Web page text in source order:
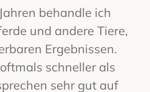
behandle ich
und andere Tiere,
Ergebnissen.
schneller als
sehr gut auf